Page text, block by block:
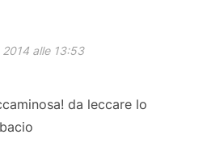
alle 13:53
da leccare lo